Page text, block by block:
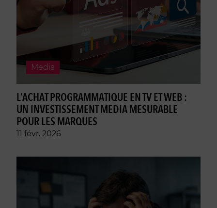
Media
L’ACHAT PROGRAMMATIQUE EN TV ET WEB :
UN INVESTISSEMENT MEDIA MESURABLE
POUR LES MARQUES
11 févr. 2026